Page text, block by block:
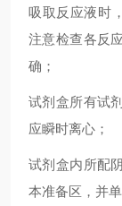
吸取反应液时
注意检查各反
确；
试剂盒所有试
应瞬时离心；
试剂盒内所配
本准备区，并